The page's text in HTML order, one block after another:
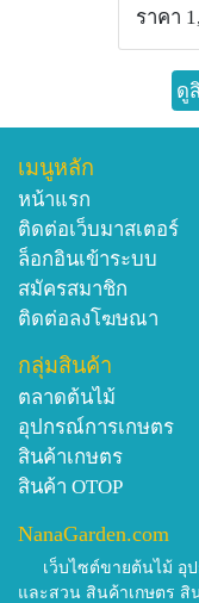
ราคา
ดู
เมนูหลัก
หน้าแรก
ติดต่อเว็บมาสเตอร์
ล็อกอินเข้าระบบ
สมัครสมาชิก
ติดต่อลงโฆษณา
กลุ่มสินค้า
ตลาดต้นไม้
อุปกรณ์การเกษตร
สินค้าเกษตร
สินค้า OTOP
NanaGarden.com
เว็บไซต์ขายต้นไม้ อุ
และสวน สินค้าเกษตร สิ